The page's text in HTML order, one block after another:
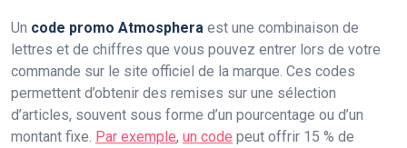
Un code promo Atmosphera est une combinaison de
lettres et de chiffres que vous pouvez entrer lors de votre
commande sur le site officiel de la marque. Ces codes
permettent d’obtenir des remises sur une sélection
d’articles, souvent sous forme d’un pourcentage ou d’un
montant fixe. Par exemple, un code peut offrir 15 % de